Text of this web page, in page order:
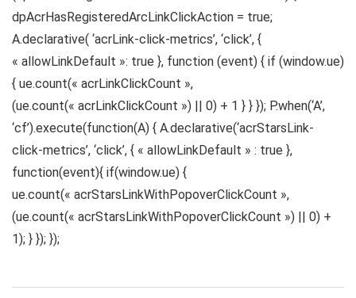
dpAcrHasRegisteredArcLinkClickAction = true;
A.declarative( ‘acrLink-click-metrics’, ‘click’, {
« allowLinkDefault »: true }, function (event) { if (window.ue)
{ ue.count(« acrLinkClickCount »,
(ue.count(« acrLinkClickCount ») || 0) + 1 } } }); P.when(‘A’,
‘cf’).execute(function(A) { A.declarative(‘acrStarsLink-
click-metrics’, ‘click’, { « allowLinkDefault » : true },
function(event){ if(window.ue) {
ue.count(« acrStarsLinkWithPopoverClickCount »,
(ue.count(« acrStarsLinkWithPopoverClickCount ») || 0) +
1); } }); });